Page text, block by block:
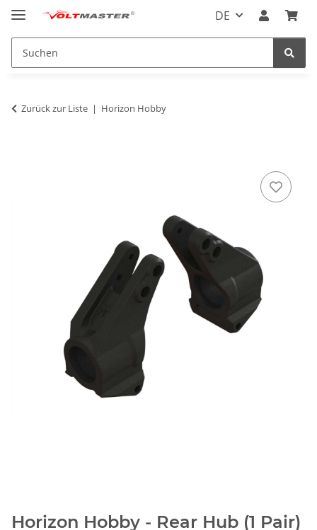
DE
Zurück zur Liste Horizon Hobby
Horizon Hobby - Rear Hub (1 Pair)